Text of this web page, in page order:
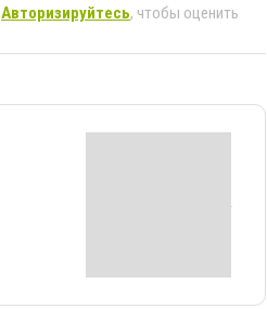
Авторизируйтесь, чтобы оценить